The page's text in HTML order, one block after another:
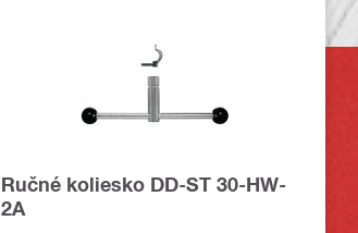
Ručné koliesko DD-ST 30-HW-
2A